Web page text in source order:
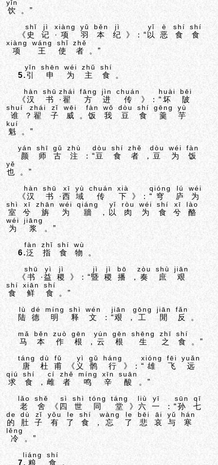
饮
yǐn
。”
《 史
shǐ
记
jì
· 项
xiàng
羽
yǔ
本
běn
纪
jì
》：“ 以
yǐ
恶
è
食
shí
食
shí
项
xiàng
王
wáng
使
shǐ
者
zhě
。”
5.引
yǐn
申
shēn
为
wéi
主
zhǔ
食
shí
。
《汉
hàn
书
shū
· 翟
zhái
方
fāng
进
jìn
传
chuán
》：“ 坏
huài
陂
bēi
谁
shuí
？ 翟
zhái
子
zǐ
威
wēi
。饭
fàn
我
wǒ
豆
dòu
食
shí
羹
gēng
芋
yù
魁
kuí
。”
颜
yán
师
shī
古
gǔ
注
zhù
：“豆
dòu
食
shí
者
zhě
， 豆
dòu
为
wéi
饭
fàn
也
yě
。”
《汉
hàn
书
shū
·西
xī
域
yù
传
chuán
下
xià
》：“ 穹
qióng
庐
lú
为
wéi
室
shì
兮
xī
旃
zhān
为
wéi
牆
qiáng
， 以
yǐ
肉
ròu
为
wéi
食
shí
兮
xī
酪
lào
为
wéi
浆
jiāng
。”
6.泛
fàn
指
zhǐ
食
shí
物
wù
。
《 书
shū
·益
yì
稷
jì
》：“暨
jì
稷
jì
播
bō
，奏
zòu
庶
shù
艰
jiān
食
shí
鲜
xiān
食
shí
。”
陆
lù
德
dé
明
míng
释
shì
文
wén
：“艰
jiān
， 工
gōng
閒
jiān
反
fǎn
。
马
mǎ
本
běn
作
zuò
根
gēn
， 云
yún
根
gēn
生
shēng
之
zhī
食
shí
。”
唐
táng
杜
dù
甫
fǔ
《 义
yì
鹘
gǔ
行
háng
》：“ 雄
xióng
飞
fēi
远
yuǎn
求
qiú
食
shí
，雌
cí
者
zhě
鸣
míng
辛
xīn
酸
suān
。”
老
lǎo
舍
shě
《 四
sì
世
shì
同
tóng
堂
táng
》六
liù
一
yī
：“孙
sūn
七
qī
的
de
肚
dù
子
zǐ
有
yǒu
了
le
食
shí
， 忘
wàng
了
le
悲
bēi
哀
āi
与
yǔ
寒
hán
冷
lěng
。”
7. 粮
liáng
食
shí
。